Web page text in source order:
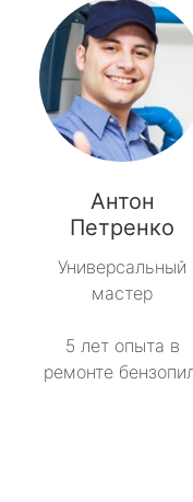
Антон
Петренко
Универсальный
мастер
5 лет опыта в
ремонте